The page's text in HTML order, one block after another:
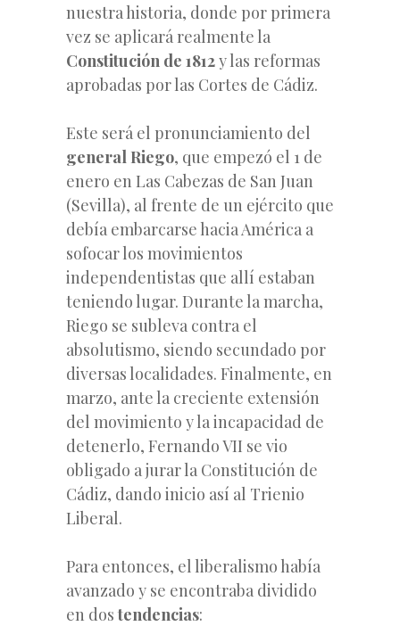
nuestra historia, donde por primera
vez se aplicará realmente la
Constitución de 1812y las reformas
aprobadas por las Cortes de Cádiz.
Este será el pronunciamiento del
general Riego, que empezó el 1 de
enero en Las Cabezas de San Juan
(Sevilla), al frente de un ejército que
debía embarcarse hacia América a
sofocar los movimientos
independentistas que allí estaban
teniendo lugar. Durante la marcha,
Riego se subleva contra el
absolutismo, siendo secundado por
diversas localidades. Finalmente, en
marzo, ante la creciente extensión
del movimiento y la incapacidad de
detenerlo, Fernando VII se vio
obligado a jurar la Constitución de
Cádiz, dando inicio así al Trienio
Liberal.
Para entonces, el liberalismo había
avanzado y se encontraba dividido
en dostendencias: